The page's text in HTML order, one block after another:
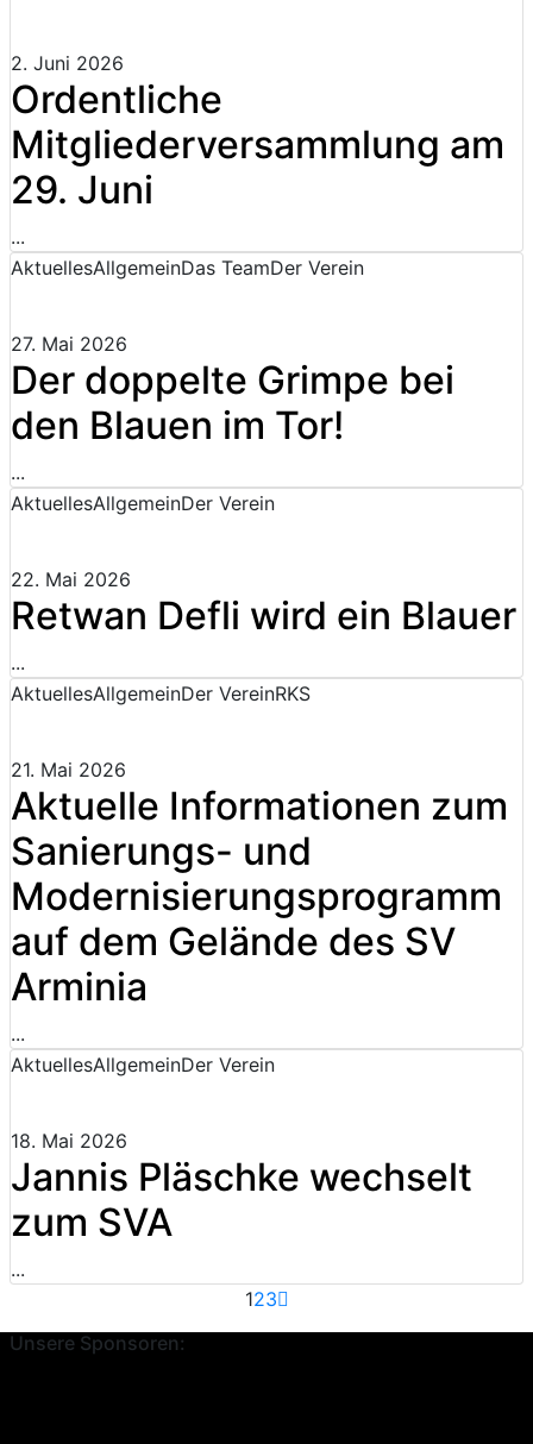
2. Juni 2026
Ordentliche
Mitgliederversammlung am
29. Juni
...
AktuellesAllgemeinDas TeamDer Verein
27. Mai 2026
Der doppelte Grimpe bei
den Blauen im Tor!
...
AktuellesAllgemeinDer Verein
22. Mai 2026
Retwan Defli wird ein Blauer
...
AktuellesAllgemeinDer VereinRKS
21. Mai 2026
Aktuelle Informationen zum
Sanierungs- und
Modernisierungsprogramm
auf dem Gelände des SV
Arminia
...
AktuellesAllgemeinDer Verein
18. Mai 2026
Jannis Pläschke wechselt
zum SVA
...
123
Unsere Sponsoren: